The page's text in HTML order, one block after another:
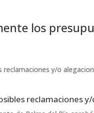
los
reclamaciones y/o
reclamaciones